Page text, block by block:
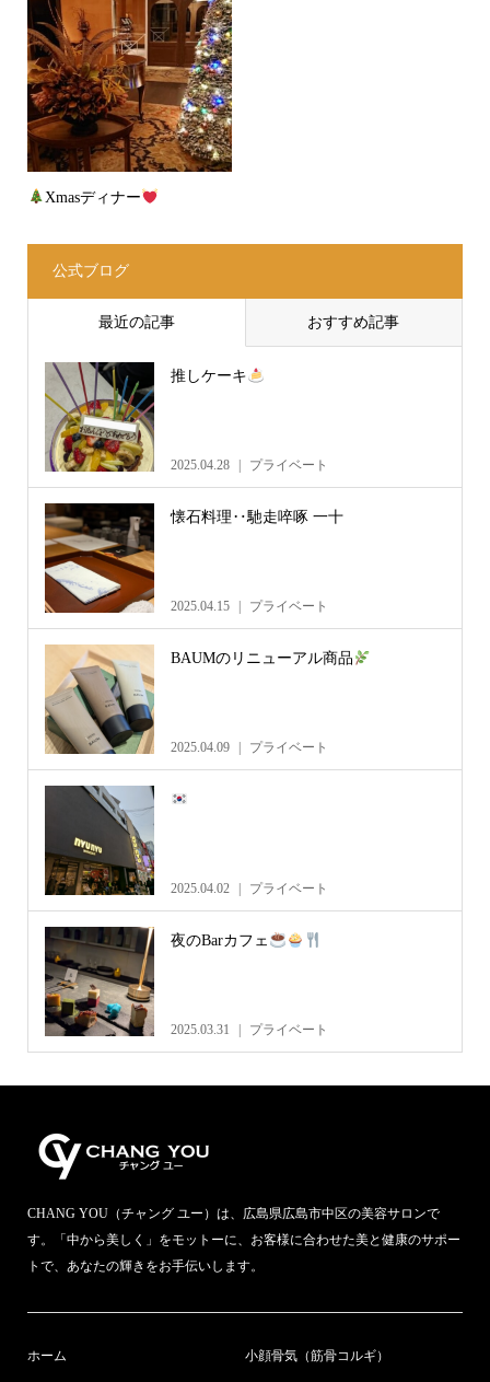
Xmasディナー
公式ブログ
最近の記事 おすすめ記事
推しケーキ
2025.04.28 プライベート
懐石料理‥馳走啐啄 一十
2025.04.15 プライベート
BAUMのリニューアル商品
2025.04.09 プライベート
2025.04.02 プライベート
夜のBarカフェ
2025.03.31 プライベート
CHANG YOU（チャング ユー）は、広島県広島市中区の美容サロンで
す。「中から美しく」をモットーに、お客様に合わせた美と健康のサポー
トで、あなたの輝きをお手伝いします。
ホーム 小顔骨気（筋骨コルギ）